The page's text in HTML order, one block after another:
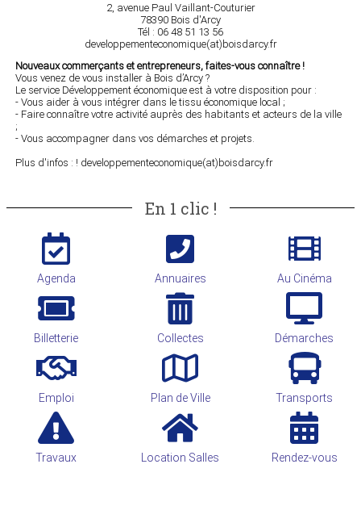
2, avenue Paul Vaillant-Couturier
78390 Bois d'Arcy
Tél : 06 48 51 13 56
developpementeconomique(at)boisdarcy.fr
Nouveaux commerçants et entrepreneurs, faites-vous connaître !
Vous venez de vous installer à Bois d’Arcy ?
Le service Développement économique est à votre disposition pour :
- Vous aider à vous intégrer dans le tissu économique local ;
- Faire connaître votre activité auprès des habitants et acteurs de la ville
;
- Vous accompagner dans vos démarches et projets.
Plus d'infos : ! developpementeconomique(at)boisdarcy.fr
En 1 clic !
Agenda
Billetterie
Emploi
Travaux
Annuaires
Collectes
Plan de Ville
Location Salles
Au Cinéma
Démarches
Transports
Rendez-vous